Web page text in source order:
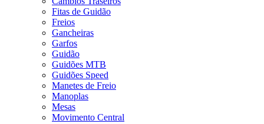
Fitas de Guidão
Freios
Gancheiras
Garfos
Guidão
Guidões MTB
Guidões Speed
Manetes de Freio
Manoplas
Mesas
Movimento Central